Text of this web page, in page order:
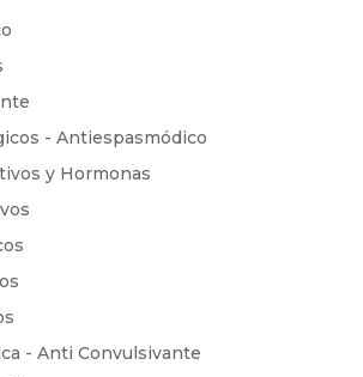
- Antiespasmódico
y Hormonas
- Anti Convulsivante